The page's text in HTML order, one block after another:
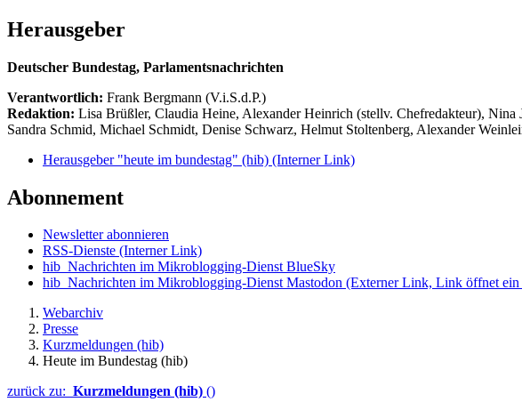
Herausgeber
Deutscher Bundestag, Parlamentsnachrichten
Verantwortlich: Frank Bergmann (V.i.S.d.P.)
Redaktion: Lisa Brüßler, Claudia Heine, Alexander Heinrich (stellv. Chefredakteur), Nina
Sandra Schmid, Michael Schmidt, Denise Schwarz, Helmut Stoltenberg, Alexander
Herausgeber "heute im bundestag" (hib) (Interner Link)
Abonnement
Newsletter abonnieren
RSS-Dienste (Interner Link)
hib_Nachrichten im Mikroblogging-Dienst BlueSky
hib_Nachrichten im Mikroblogging-Dienst Mastodon (Externer Link, Link öffnet ein
Webarchiv
Presse
Kurzmeldungen (hib)
Heute im Bundestag (hib)
zurück zu: Kurzmeldungen (hib) ()